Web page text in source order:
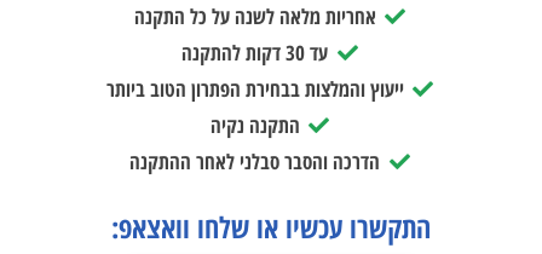
אחריות מלאה לשנה על כל התקנה
עד 30 דקות להתקנה
ייעוץ והמלצות בבחירת הפתרון הטוב ביותר
התקנה נקיה
הדרכה והסבר סבלני לאחר ההתקנה
התקשרו עכשיו או שלחו וואצאפ: